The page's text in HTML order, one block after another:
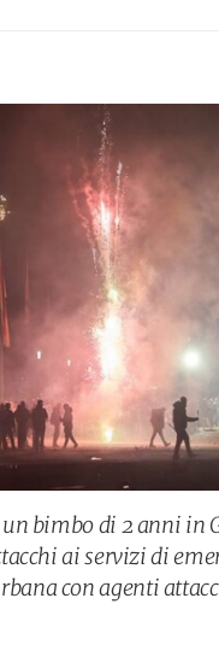
bimbo di 2 anni in
ai servizi di
con agenti